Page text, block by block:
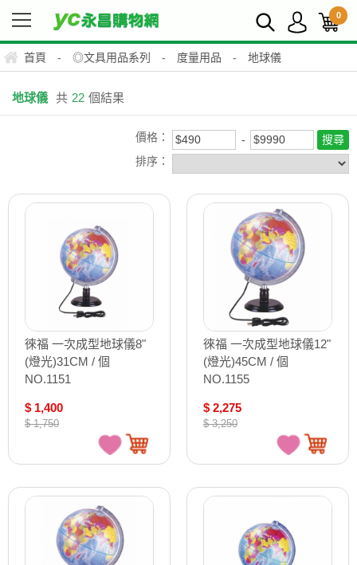
0
首頁 - ◎文具用品系列 - 度量用品 - 地球儀
地球儀 共 22 個結果
價格：
排序：
徠福 一次成型地球儀8"
(燈光)31CM / 個
NO.1151
$ 1,400
$ 1,750
徠福 一次成型地球儀12"
(燈光)45CM / 個
NO.1155
$ 2,275
$ 3,250